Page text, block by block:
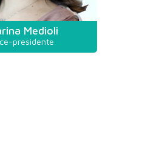
Medioli
presidente